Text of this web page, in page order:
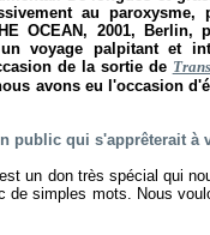
au paroxysme,
OCEAN, 2001, Berlin,
voyage palpitant et
de la sortie de
avons eu l'occasion
public qui s'apprêterait à
un don très spécial qui
de simples mots. Nous